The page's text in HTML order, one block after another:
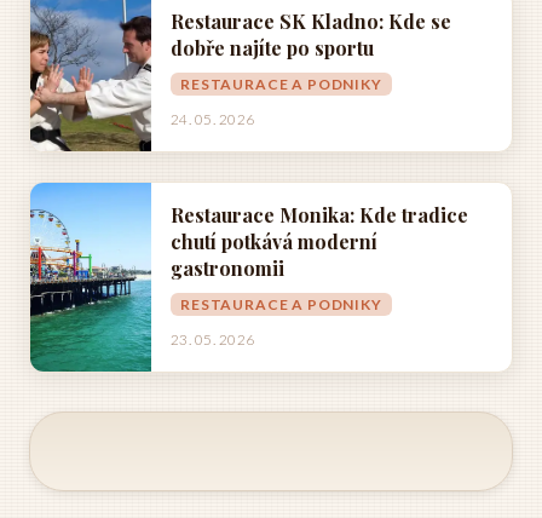
Restaurace SK Kladno: Kde se
dobře najíte po sportu
RESTAURACE A PODNIKY
24. 05. 2026
Restaurace Monika: Kde tradice
chutí potkává moderní
gastronomii
RESTAURACE A PODNIKY
23. 05. 2026